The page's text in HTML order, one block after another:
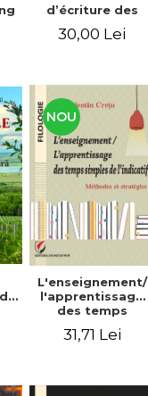
d’écriture des
spécialisés
30,00 Lei
NOU
L'enseignement/
l'apprentissage
des temps
l'indicatif.
31,71 Lei